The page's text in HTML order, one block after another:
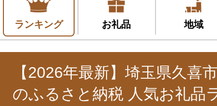
ランキング お礼品 地域
【2026年最新】埼玉県久喜
のふるさと納税 人気お礼品